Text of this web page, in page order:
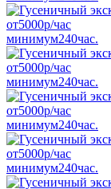
от5000р/час
минимум240час.
от5000р/час
минимум240час.
от5000р/час
минимум240час.
от5000р/час
минимум240час.